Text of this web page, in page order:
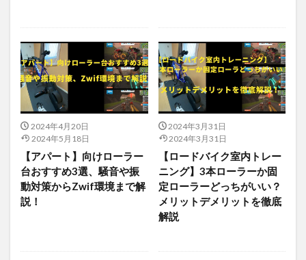
2024年4月20日
2024年5月18日
【アパート】向けローラー
台おすすめ3選、騒音や振
動対策からZwif環境まで解
説！
2024年3月31日
2024年3月31日
【ロードバイク室内トレー
ニング】3本ローラーか固
定ローラーどっちがいい？
メリットデメリットを徹底
解説